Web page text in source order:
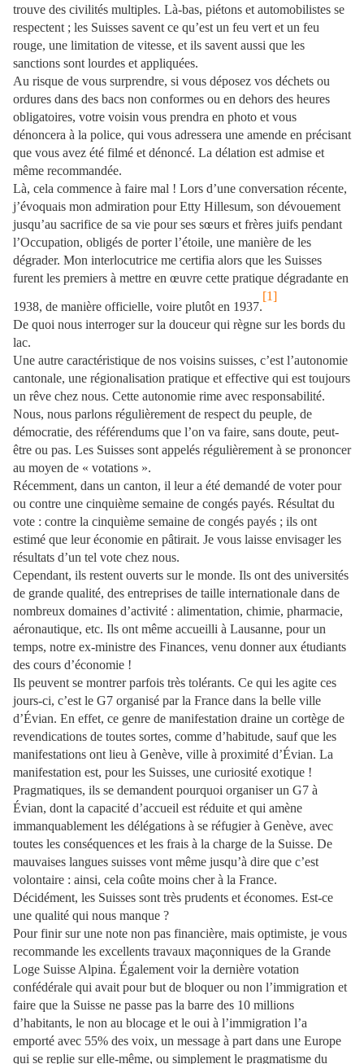
trouve des civilités multiples. Là-bas, piétons et automobilistes se
respectent ; les Suisses savent ce qu’est un feu vert et un feu
rouge, une limitation de vitesse, et ils savent aussi que les
sanctions sont lourdes et appliquées.
Au risque de vous surprendre, si vous déposez vos déchets ou
ordures dans des bacs non conformes ou en dehors des heures
obligatoires, votre voisin vous prendra en photo et vous
dénoncera à la police, qui vous adressera une amende en précisant
que vous avez été filmé et dénoncé. La délation est admise et
même recommandée.
Là, cela commence à faire mal ! Lors d’une conversation récente,
j’évoquais mon admiration pour Etty Hillesum, son dévouement
jusqu’au sacrifice de sa vie pour ses sœurs et frères juifs pendant
l’Occupation, obligés de porter l’étoile, une manière de les
dégrader. Mon interlocutrice me certifia alors que les Suisses
furent les premiers à mettre en œuvre cette pratique dégradante en
1938, de manière officielle, voire plutôt en 1937.
[1]
De quoi nous interroger sur la douceur qui règne sur les bords du
lac.
Une autre caractéristique de nos voisins suisses, c’est l’autonomie
cantonale, une régionalisation pratique et effective qui est toujours
un rêve chez nous. Cette autonomie rime avec responsabilité.
Nous, nous parlons régulièrement de respect du peuple, de
démocratie, des référendums que l’on va faire, sans doute, peut-
être ou pas. Les Suisses sont appelés régulièrement à se prononcer
au moyen de « votations ».
Récemment, dans un canton, il leur a été demandé de voter pour
ou contre une cinquième semaine de congés payés. Résultat du
vote : contre la cinquième semaine de congés payés ; ils ont
estimé que leur économie en pâtirait. Je vous laisse envisager les
résultats d’un tel vote chez nous.
Cependant, ils restent ouverts sur le monde. Ils ont des universités
de grande qualité, des entreprises de taille internationale dans de
nombreux domaines d’activité : alimentation, chimie, pharmacie,
aéronautique, etc. Ils ont même accueilli à Lausanne, pour un
temps, notre ex-ministre des Finances, venu donner aux étudiants
des cours d’économie !
Ils peuvent se montrer parfois très tolérants. Ce qui les agite ces
jours-ci, c’est le G7 organisé par la France dans la belle ville
d’Évian. En effet, ce genre de manifestation draine un cortège de
revendications de toutes sortes, comme d’habitude, sauf que les
manifestations ont lieu à Genève, ville à proximité d’Évian. La
manifestation est, pour les Suisses, une curiosité exotique !
Pragmatiques, ils se demandent pourquoi organiser un G7 à
Évian, dont la capacité d’accueil est réduite et qui amène
immanquablement les délégations à se réfugier à Genève, avec
toutes les conséquences et les frais à la charge de la Suisse. De
mauvaises langues suisses vont même jusqu’à dire que c’est
volontaire : ainsi, cela coûte moins cher à la France.
Décidément, les Suisses sont très prudents et économes. Est-ce
une qualité qui nous manque ?
Pour finir sur une note non pas financière, mais optimiste, je vous
recommande les excellents travaux maçonniques de la Grande
Loge Suisse Alpina. Également voir la dernière votation
confédérale qui avait pour but de bloquer ou non l’immigration et
faire que la Suisse ne passe pas la barre des 10 millions
d’habitants, le non au blocage et le oui à l’immigration l’a
emporté avec 55% des voix, un message à part dans une Europe
qui se replie sur elle-même, ou simplement le pragmatisme du